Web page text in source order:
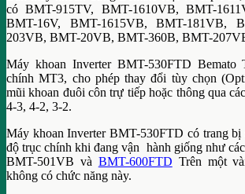
có BMT-915TV, BMT-1610VB, BMT-
BMT-16V, BMT-1615VB, BMT-181VB,
203VB, BMT-20VB, BMT-360B, BMT-
Máy khoan Inverter BMT-530FTD Bemato
chính MT3, cho phép thay đổi tùy chọn
mũi khoan đuôi côn trự tiếp hoặc thông qua
4-3, 4-2, 3-2.
Máy khoan Inverter BMT-530FTD có trang bị
độ trục chính khi đang vận hành giống như
BMT-501VB và BMT-600FTD Trên một
không có chức năng này.